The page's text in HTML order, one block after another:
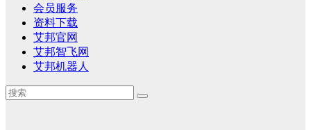
会员服务
资料下载
艾邦官网
艾邦智飞网
艾邦机器人